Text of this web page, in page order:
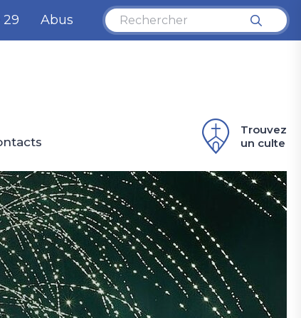
29 Abus
Trouvez
un culte